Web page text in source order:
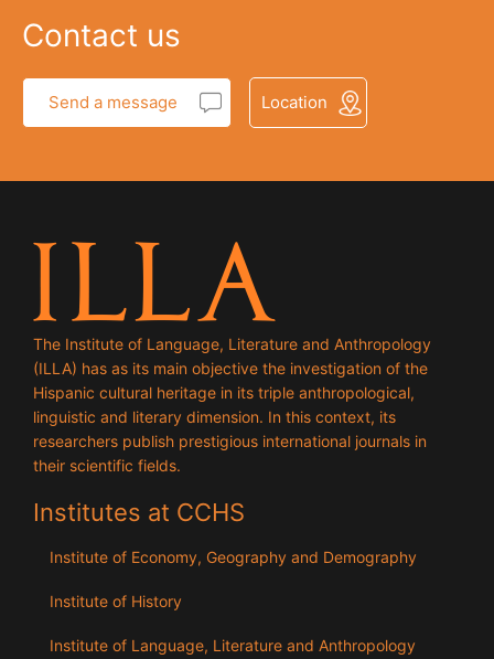
Contact us
Send a message Location
The Institute of Language, Literature and Anthropology
(ILLA) has as its main objective the investigation of the
Hispanic cultural heritage in its triple anthropological,
linguistic and literary dimension. In this context, its
researchers publish prestigious international journals in
their scientific fields.
Institutes at CCHS
Institute of Economy, Geography and Demography
Institute of History
Institute of Language, Literature and Anthropology